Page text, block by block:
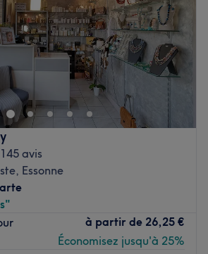
09:00–19:00
Fermé
BEAUTY, votre institut de beauté
depuis 10 ans !
de bien-être dans un cadre
large éventail de prestations :
ELECTROLYSE, LASER, soins du
et des pieds, massages
encore !
et sous une nouvelle enseigne,
allie expertise et passion pour
envies de beauté et de détente,
145 avis
Essonne
à partir de 26,25 €
Économisez jusqu'à 25%